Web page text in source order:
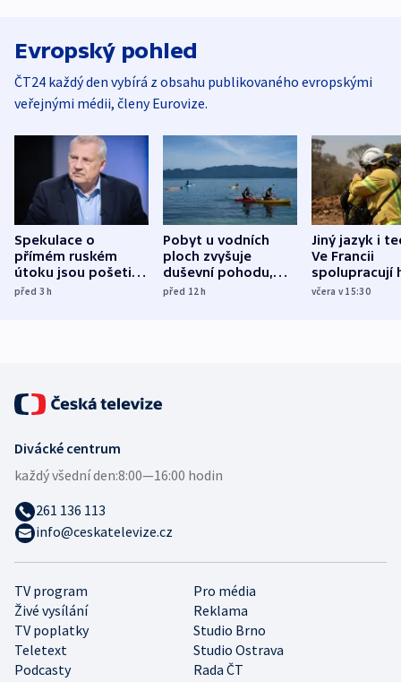
Evropský pohled
ČT24 každý den vybírá z obsahu publikovaného evropskými
veřejnými médii, členy Eurovize.
Spekulace o
přímém ruském
útoku jsou pošetilé,
míní estonský
před 3h
Pobyt u vodních
ploch zvyšuje
duševní pohodu,
ukázala
před 12h
Jiný jazyk i
Ve Francii
spolupracují
různých zemí
včera v 15:30
TV program
Pro média
Živé vysílání
Reklama
TV poplatky
Studio Brno
Teletext
Studio Ostrava
Podcasty
Rada ČT
Divácké centrum
každý všední den:8:00—16:00 hodin
261 136 113
info@ceskatelevize.cz